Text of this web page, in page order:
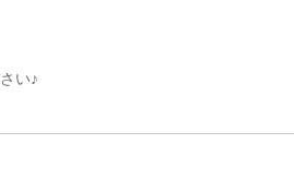
い♪